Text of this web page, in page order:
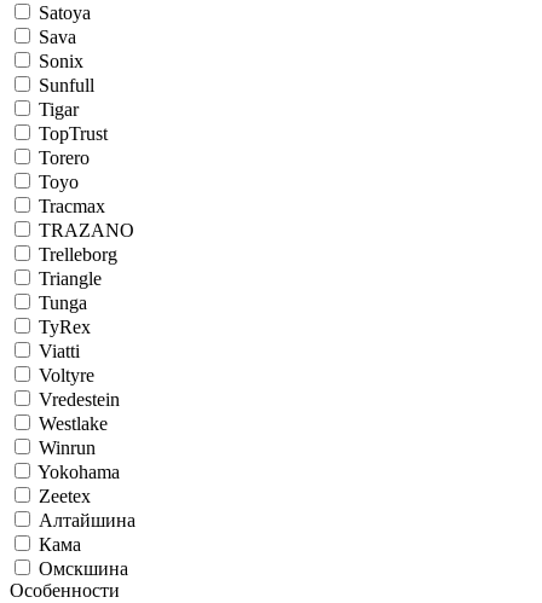
Satoya
Sava
Sonix
Sunfull
Tigar
TopTrust
Torero
Toyo
Tracmax
TRAZANO
Trelleborg
Triangle
Tunga
TyRex
Viatti
Voltyre
Vredestein
Westlake
Winrun
Yokohama
Zeetex
Алтайшина
Кама
Омскшина
Особенности